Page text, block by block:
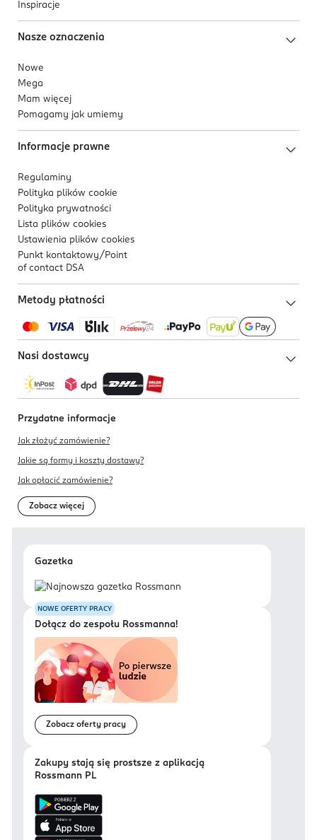
Inspiracje
Nasze oznaczenia
Nowe
Mega
Mam więcej
Pomagamy jak umiemy
Informacje prawne
Regulaminy
Polityka plików cookie
Polityka prywatności
Lista plików cookies
Ustawienia plików cookies
Punkt kontaktowy/ Point
of contact DSA
Metody płatności
Nasi dostawcy
Przydatne informacje
Jak złożyć zamówienie?
Jakie są formy i koszty dostawy?
Jak opłacić zamówienie?
Zobacz więcej
Gazetka
NOWE OFERTY PRACY
Dołącz do zespołu Rossmanna!
Zobacz oferty pracy
Zakupy stają się prostsze z aplikacją
Rossmann PL